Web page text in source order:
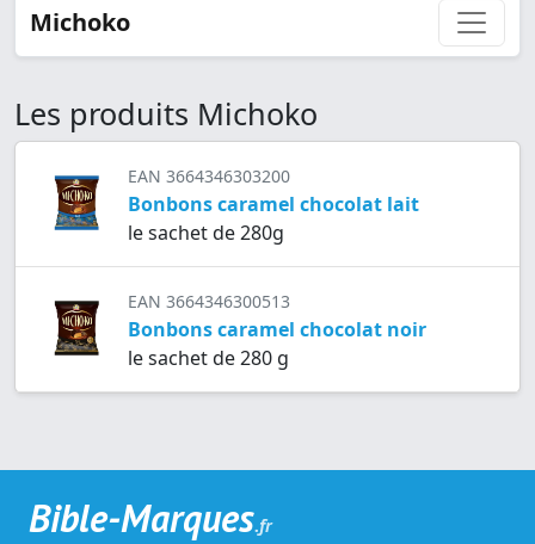
Michoko
Les produits Michoko
EAN 3664346303200
Bonbons caramel chocolat lait
le sachet de 280g
EAN 3664346300513
Bonbons caramel chocolat noir
le sachet de 280 g
Bible-Marques.fr